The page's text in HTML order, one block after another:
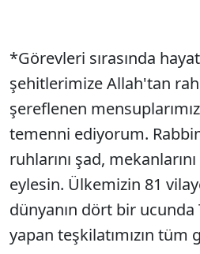
*Görevleri sırasında
şehitlerimize Allah'tan
şereflenen
temenni ediyorum.
ruhlarını şad,
eylesin. Ülkemizin 81
dünyanın dört bir
yapan teşkilatımızın tüm